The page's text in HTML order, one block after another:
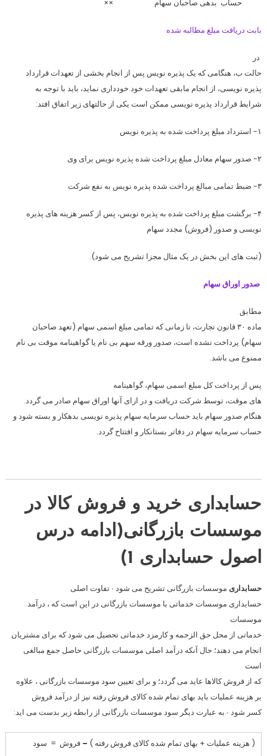
حساب بدهی صاحبان سهام ××
بابت دریافت مبلغ مطالبه شده
در
حالت ب، هنگامی که یک پذیره نویس پس از انجام بخشی از تعهدات قرارداد
پذیره نویسی، از انجام مابقی تعهدات خود خودداری نماید، باید با توجه به
شرایط قرارداد پذیره نویسی ممکن است یکی از حالتهای زیر اتفاق افتد:
۱- استرداد مبلغ پرداخت شده به پذیره نویس
۲- صدور سهام معادل مبلغ پرداخت شده پذیره نویس برای وی
۳- ضبط تمامی مبالغ پرداخت شده پذیره نویس به نفع شرکت
۴- برگشت مبلغ پرداخت شده به پذیره نویس، پس از کسر هزینه های پذیره
نویسی و صدور (فروش) مجدد سهام
(ثبت های این بخش در یک مثال مجزا تشریح می شود).
صدور اوراق سهام
مطابق
ماده ۳۰ قانون تجارت، تا زمانی که تمامی مبلغ اسمی سهام (تعهد صاحبان
سهام) پرداخت نشده است، صدور ورقه سهم بی نام یا گواهینامه موقت بی نام
ممنوع می باشد.
پس از پرداخت کل مبلغ اسمی سهام، گواهینامه
های موقت، توسط شرکت دریافت و در ازای آنها اوراق سهام صادر می گردد.
هنگام صدور سهام باید حساب سرمایه سهام پذیره نویسی بدهکار و بسته شود و
حساب سرمایه سهام در دفاتر بستانکار و افتتاح گردد.
حسابدارى خريد و فروش كالا در
موسسات بازرگانى(ادامه درس
اصول حسابداری 1)
حسابدارى موسسات بازرگانى تشريح مى شود ∙ تفاوت اصلى
حسابدارى موسسات خدماتى با موسسات بازرگانى در اين است كه ، درآمد
موسسات
خدماتى از محل حق الزحمه و كارمزد خدماتى تحصيل مى شود كه براى مشتريان
انجام مى دهند؛ حال آنكه درآمد اصلى موسسات بازرگانى حاصل جمع مبالغى
است
كه از فروش كالاها عايد مى گردد؛ و براى تعيين سود موسسات بازرگانى ، علاوه
بر هزينه عمليات بايد بهاى تمام شده كالاى فروش رفته نيز از درآمد فروش
كسر شود ∙ به عبارت ديگر سود موسسات بازرگانى از رابطه زير بدست مى ايد:
( هزينه عمليات + بهاى تمام شده كالاى فروش رفته ) – فروش = سود